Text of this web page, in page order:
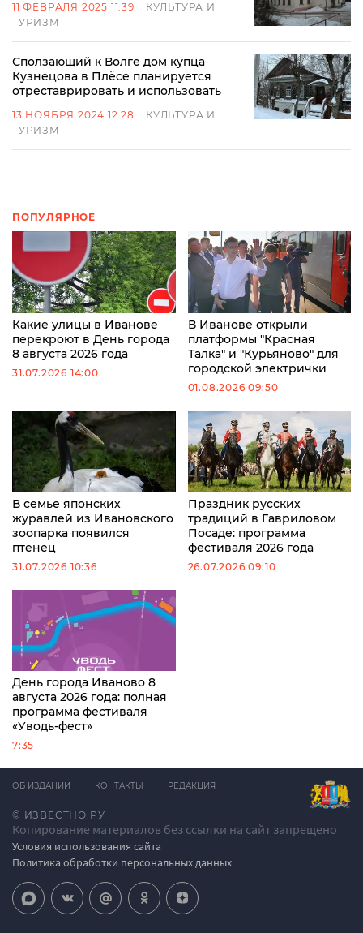
11 ФЕВРАЛЯ 2025 11:39
КУЛЬТУРА И
ТУРИЗМ
Сползающий к Волге дом купца
Кузнецова в Плёсе планируется
отреставрировать и использовать
13 НОЯБРЯ 2024 12:28
КУЛЬТУРА И
ТУРИЗМ
ПОПУЛЯРНОЕ
Какие улицы в Иванове
перекроют в День города
8 августа 2026 года
31.07.2026 14:00
В Иванове открыли
платформы "Красная
Талка" и "Курьяново" для
городской электрички
01.08.2026 09:50
В семье японских
журавлей из Ивановского
зоопарка появился
птенец
31.07.2026 10:36
Праздник русских
традиций в Гавриловом
Посаде: программа
фестиваля 2026 года
26.07.2026 09:10
День города Иваново 8
августа 2026 года: полная
программа фестиваля
«Уводь-фест»
7:35
© ИЗВЕСТНО.РУ
Копирование материалов без ссылки на сайт запрещено
Условия использования сайта
Политика обработки персональных данных
ОБ ИЗДАНИИ КОНТАКТЫ РЕДАКЦИЯ